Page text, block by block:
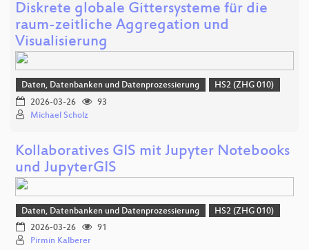
Diskrete globale Gittersysteme für die
raum-zeitliche Aggregation und
Visualisierung
Daten, Datenbanken und Datenprozessierung
HS2 (ZHG 010)
2026-03-26
93
Michael Scholz
Kollaboratives GIS mit Jupyter Notebooks
und JupyterGIS
Daten, Datenbanken und Datenprozessierung
HS2 (ZHG 010)
2026-03-26
91
Pirmin Kalberer